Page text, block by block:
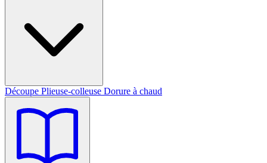
Découpe Plieuse-colleuse Dorure à chaud